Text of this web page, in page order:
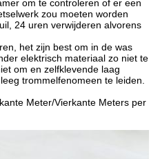
om te controleren of er een
zou moeten worden
24 uren verwijderen alvorens
het zijn best om in de was
elektrisch materiaal zo niet te
om en zelfklevende laag
trommelfenomeen te leiden.
Meter/Vierkante Meters per